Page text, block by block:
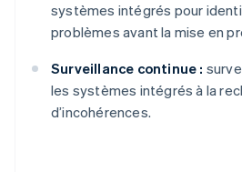
systèmes intégrés pour
problèmes avant la mise en
Surveillance continue :
les systèmes intégrés à la
d’incohérences.